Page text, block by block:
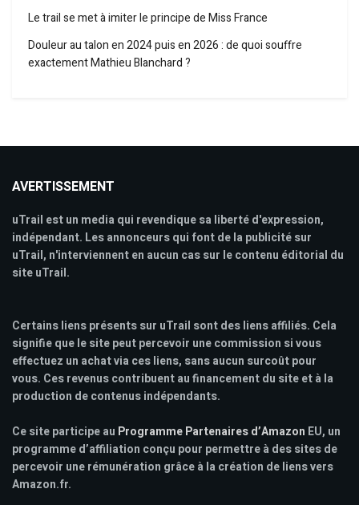
Le trail se met à imiter le principe de Miss France
Douleur au talon en 2024 puis en 2026 : de quoi souffre
exactement Mathieu Blanchard ?
AVERTISSEMENT
uTrail est un media qui revendique sa liberté d'expression,
indépendant. Les annonceurs qui font de la publicité sur
uTrail, n'interviennent en aucun cas sur le contenu éditorial du
site uTrail.
Certains liens présents sur uTrail sont des liens affiliés. Cela
signifie que le site peut percevoir une commission si vous
effectuez un achat via ces liens, sans aucun surcoût pour
vous. Ces revenus contribuent au financement du site et à la
production de contenus indépendants.
Ce site participe au Programme Partenaires d’Amazon EU, un
programme d’affiliation conçu pour permettre à des sites de
percevoir une rémunération grâce à la création de liens vers
Amazon.fr.